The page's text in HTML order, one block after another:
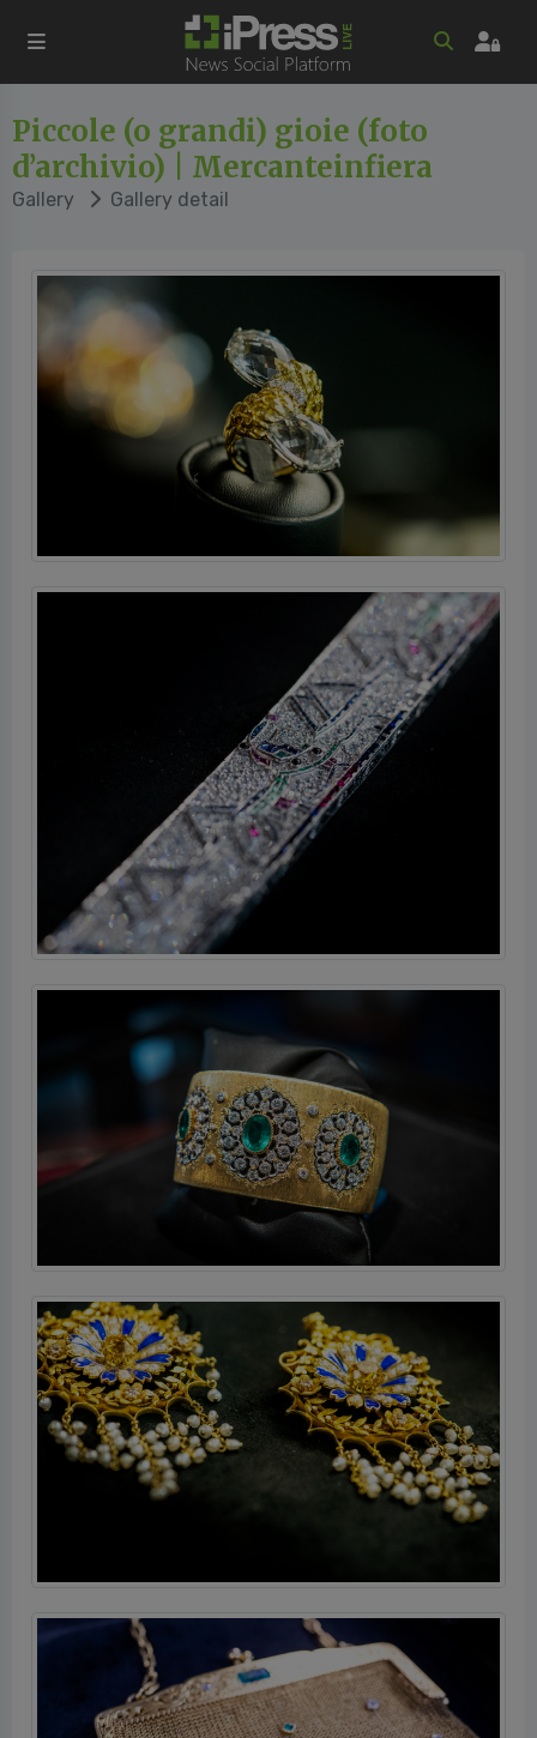
Piccole (o grandi) gioie (foto
d’archivio) | Mercanteinfiera
Gallery Gallery detail